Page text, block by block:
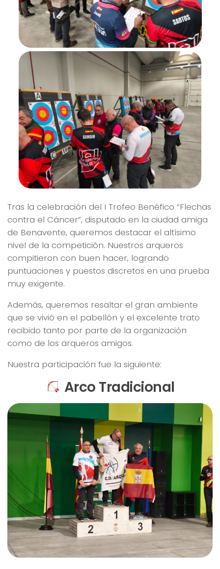
Tras la celebración del I Trofeo Benéfico “Flechas
contra el Cáncer”, disputado en la ciudad amiga
de Benavente, queremos destacar el altísimo
nivel de la competición. Nuestros arqueros
compitieron con buen hacer, logrando
puntuaciones y puestos discretos en una prueba
muy exigente.
Además, queremos resaltar el gran ambiente
que se vivió en el pabellón y el excelente trato
recibido tanto por parte de la organización
como de los arqueros amigos.
Nuestra participación fue la siguiente:
Arco Tradicional